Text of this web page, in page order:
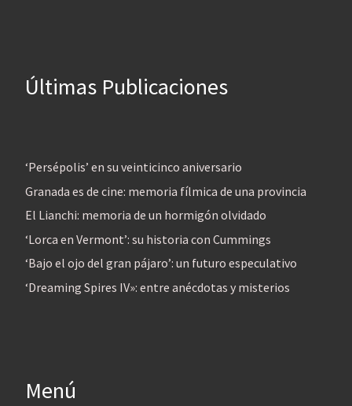
Últimas Publicaciones
‘Persépolis’ en su veinticinco aniversario
Granada es de cine: memoria fílmica de una provincia
El Lianchi: memoria de un hormigón olvidado
‘Lorca en Vermont’: su historia con Cummings
‘Bajo el ojo del gran pájaro’: un futuro especulativo
‘Dreaming Spires IV»: entre anécdotas y misterios
Menú